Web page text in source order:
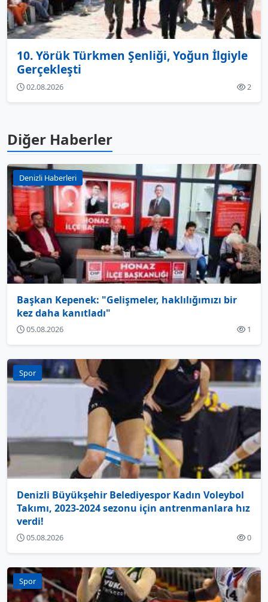
10. Yörük Türkmen Şenliği, Yoğun İlgiyle
Gerçekleşti
02.08.2026 2
Diğer Haberler
Denizli Haberleri
Başkan Kepenek: "Gelişmeler, haklılığımızı bir
kez daha kanıtladı"
05.08.2026 1
Spor
Denizli Büyükşehir Belediyespor Kadın Voleybol
Takımı, 2023-2024 sezonu için antrenmanlara hız
verdi!
05.08.2026 0
Spor